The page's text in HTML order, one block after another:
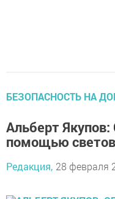
БЕЗОПАСНОСТЬ НА
Альберт Якупов:
помощью
Редакция, 28 февраля